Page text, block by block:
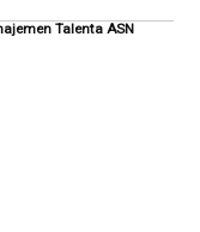
Talenta ASN